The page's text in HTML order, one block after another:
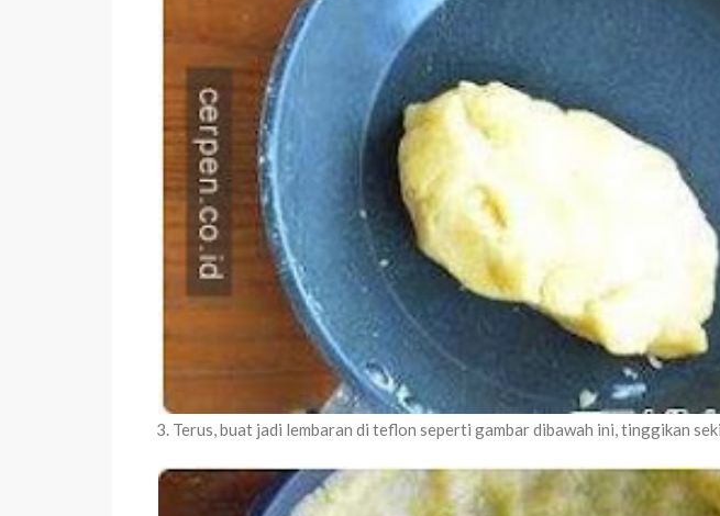
3. Terus, buat jadi lembaran di teflon seperti gambar dibawah ini, tinggikan